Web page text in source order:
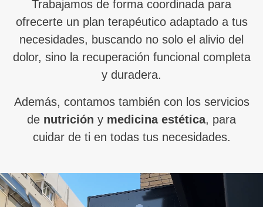
Trabajamos de forma coordinada para
ofrecerte un plan terapéutico adaptado a tus
necesidades, buscando no solo el alivio del
dolor, sino la recuperación funcional completa
y duradera.
Además, contamos también con los servicios
de nutrición y medicina estética, para
cuidar de ti en todas tus necesidades.